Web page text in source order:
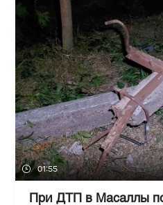
01:55
При ДТП в Масаллы